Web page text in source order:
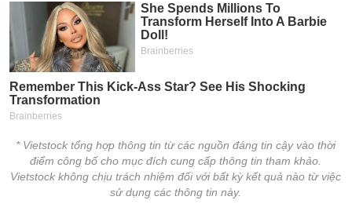
* Vietstock tổng hợp thông tin từ các nguồn đáng tin cậy vào thời
điểm công bố cho mục đích cung cấp thông tin tham khảo.
Vietstock không chịu trách nhiệm đối với bất kỳ kết quả nào từ việc
sử dụng các thông tin này.